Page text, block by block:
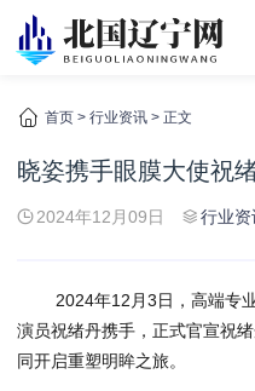
首页 > 行业资讯 > 正文
晓姿携手眼膜大使祝
2024年12月09日 行业资
2024年12月3日，高端专
演员祝绪丹携手，正式官宣祝
同开启重塑明眸之旅。